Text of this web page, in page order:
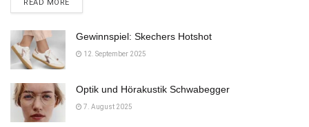
READ MORE
Gewinnspiel: Skechers Hotshot
12. September 2025
Optik und Hörakustik Schwabegger
7. August 2025